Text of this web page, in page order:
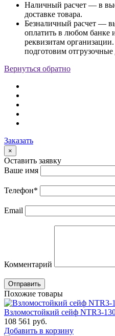
Наличный расчет — в
доставке товара.
Безналичный расчет —
оплатить в любом банке
реквизитам
подготовим
Вернуться обратно
Заказать
×
Оставить заявку
Ваше имя
Телефон*
Email
Комментарий
Отправить
Похожие товары
Взломостойкий сейф NTR3-
108 561 руб.
Добавить в корзину